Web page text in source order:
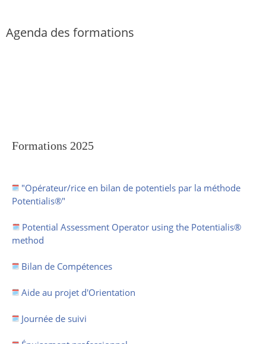
Agenda des formations
Formations 2025
"Opérateur/rice en bilan de potentiels par la méthode
Potentialis®"
Potential Assessment Operator using the Potentialis®
method
Bilan de Compétences
Aide au projet d'Orientation
Journée de suivi